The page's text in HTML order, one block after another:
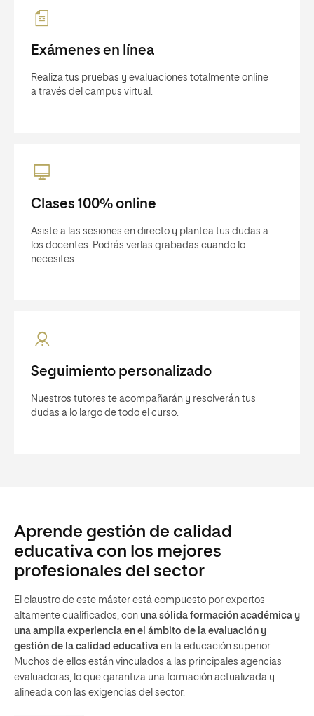
Exámenes en línea
Realiza tus pruebas y evaluaciones totalmente online
a través del campus virtual.
Clases 100% online
Asiste a las sesiones en directo y plantea tus dudas a
los docentes. Podrás verlas grabadas cuando lo
necesites.
Seguimiento personalizado
Nuestros tutores te acompañarán y resolverán tus
dudas a lo largo de todo el curso.
Aprende gestión de calidad
educativa con los mejores
profesionales del sector
El claustro de este máster está compuesto por expertos
altamente cualificados, con una sólida formación académica y
una amplia experiencia en el ámbito de la evaluación y
gestión de la calidad educativa en la educación superior.
Muchos de ellos están vinculados a las principales agencias
evaluadoras, lo que garantiza una formación actualizada y
alineada con las exigencias del sector.